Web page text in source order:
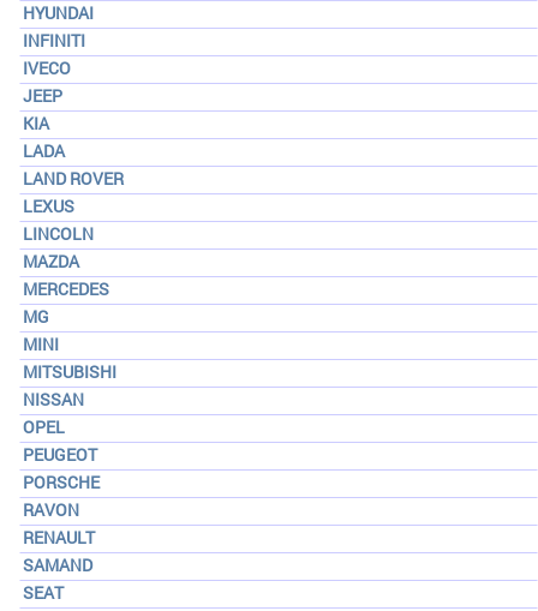
HYUNDAI
INFINITI
IVECO
JEEP
KIA
LADA
LAND ROVER
LEXUS
LINCOLN
MAZDA
MERCEDES
MG
MINI
MITSUBISHI
NISSAN
OPEL
PEUGEOT
PORSCHE
RAVON
RENAULT
SAMAND
SEAT